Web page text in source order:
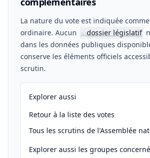
La nature du vote est indiquée
ordinaire. Aucun
📖dossier législatif
dans les données publiques
conserve les éléments officiels
scrutin.
Explorer aussi
Retour à la liste des votes
Tous les scrutins de l'Assemblée
Explorer aussi les groupes